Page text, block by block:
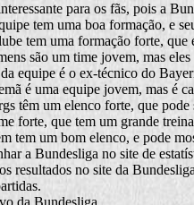
para os fãs, pois a
tem uma boa formação, e
tem uma formação forte,
são um time jovem, mas
equipe é o ex-técnico do
é uma equipe jovem, mas é
têm um elenco forte, que
forte, que tem um grande
tem um bom elenco, e pode
a Bundesliga no site de
resultados no site da